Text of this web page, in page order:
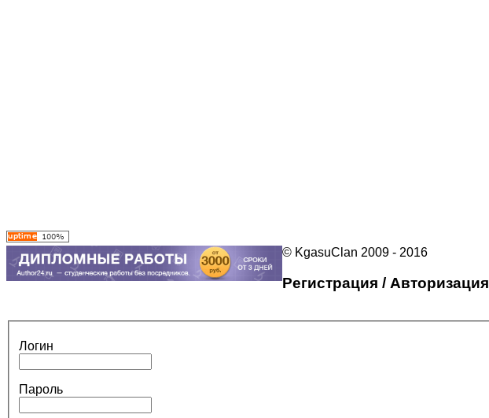
© KgasuClan 2009 - 2016
Регистрация / Авторизация
Логин
Пароль